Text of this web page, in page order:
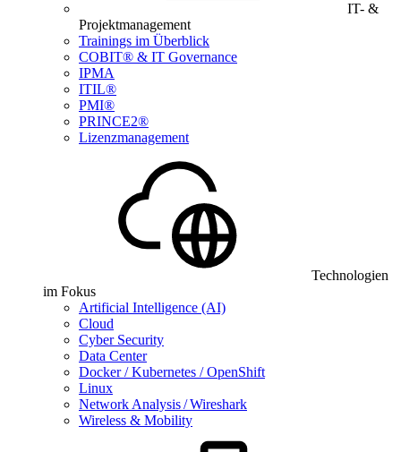
IT- &
Projektmanagement
Trainings im Überblick
COBIT® & IT Governance
IPMA
ITIL®
PMI®
PRINCE2®
Lizenzmanagement
Technologien
im Fokus
Artificial Intelligence (AI)
Cloud
Cyber Security
Data Center
Docker / Kubernetes / OpenShift
Linux
Network Analysis / Wireshark
Wireless & Mobility